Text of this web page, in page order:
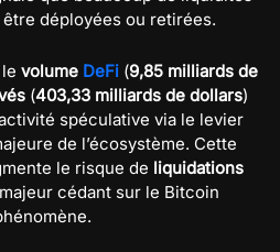
déployées ou retirées.
volume DeFi (9,85 milliards de
(403,33 milliards de dollars)
spéculative via le levier
de l’écosystème. Cette
le risque de liquidations
cédant sur le Bitcoin